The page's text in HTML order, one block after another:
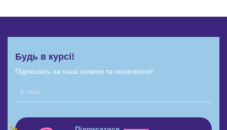
Будь в курсі!
Підпишись на наші новини та оновлення!